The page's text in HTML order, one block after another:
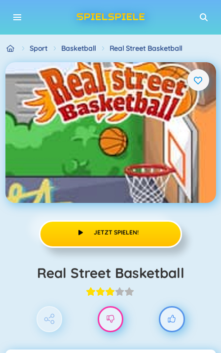
Sport Basketball Real Street Basketball
JETZT SPIELEN!
Real Street Basketball